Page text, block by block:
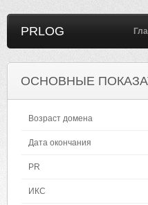
PRLOG
ОСНОВНЫЕ
Возраст домена
Дата окончания
PR
ИКС